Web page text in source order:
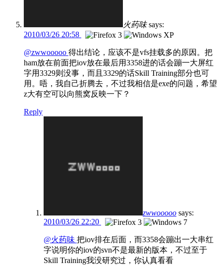
火药味 says:
2010/03/26 20:58
@zwwooooo 得出结论，应该不是vfs挂载多的原因。把
ham放在前面把iov放在最后用3358进的话会蹦一大屏红
字用3329则没事，而且3329的话Skill Training部分也可
用。唔，我自己折腾去，不过我相信是exe的问题，希望
z大有空可以向熊窝反映一下？
Reply
zwwooooo says:
2010/03/26 22:20
@火药味 把iov排在后面，而3358会蹦出一大串红
字说明你的iov的svn不是最新的版本，不过至于
Skill Training我没研究过，你认真看看